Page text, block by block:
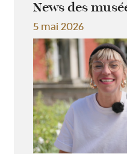
News des
5 mai 2026